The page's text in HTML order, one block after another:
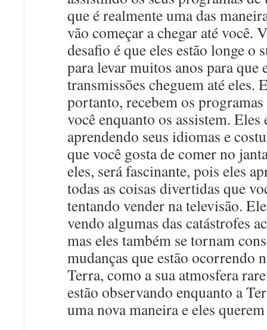
que é realmente uma das
vão começar a chegar até você.
desafio é que eles estão longe o
para levar muitos anos para que
transmissões cheguem até eles.
portanto, recebem os programas
você enquanto os assistem. Eles
aprendendo seus idiomas e
que você gosta de comer no
eles, será fascinante, pois eles
todas as coisas divertidas que
tentando vender na televisão.
vendo algumas das catástrofes
mas eles também se tornam
mudanças que estão ocorrendo
Terra, como a sua atmosfera
estão observando enquanto a
uma nova maneira e eles